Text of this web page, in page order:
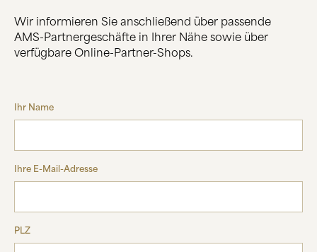
SCHWARZWALD
KONTAKT
Wir informieren Sie anschließend über passende
AMS-Partnergeschäfte in Ihrer Nähe sowie über
verfügbare Online-Partner-Shops.
Ihr Name
Ihre E-Mail-Adresse
PLZ